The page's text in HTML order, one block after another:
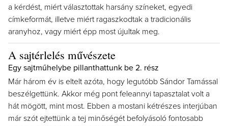
a kérdést, miért választottak harsány színeket, egyedi
címkeformát, illetve miért ragaszkodtak a tradicionális
aranyhoz, vagy miért épp most újultak meg.
A sajtérlelés művészete
Egy sajtműhelybe pillanthattunk be 2. rész
Már három év is eltelt azóta, hogy legutóbb Sándor Tamással
beszélgettünk. Akkor még pont feleannyi tapasztalat volt a
hát mögött, mint most. Ebben a mostani kétrészes interjúban
már szót ejtettünk a tej minőségét befolyásoló fontosabb